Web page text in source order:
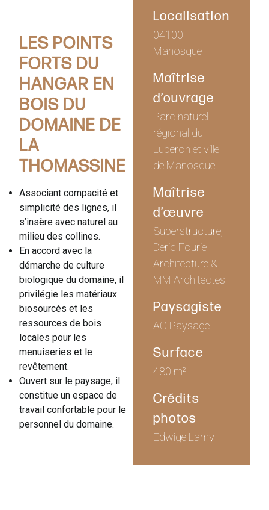
LES POINTS
FORTS DU
HANGAR EN
BOIS DU
DOMAINE DE
LA
THOMASSINE
Associant compacité et
simplicité des lignes, il
s’insère avec naturel au
milieu des collines.
En accord avec la
démarche de culture
biologique du domaine, il
privilégie les matériaux
biosourcés et les
ressources de bois
locales pour les
menuiseries et le
revêtement.
Ouvert sur le paysage, il
constitue un espace de
travail confortable pour le
personnel du domaine.
Localisation
04100
Manosque
Maîtrise
d’ouvrage
Parc naturel
régional du
Luberon et ville
de Manosque
Maîtrise
d’œuvre
Superstructure,
Deric Fourie
Architecture &
MM Architectes
Paysagiste
AC Paysage
Surface
480 m²
Crédits
photos
Edwige Lamy